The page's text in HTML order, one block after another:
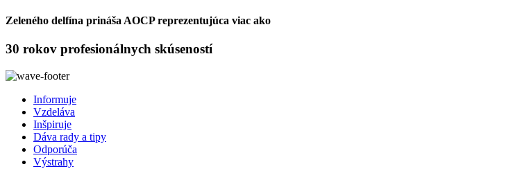
Zeleného delfína prináša AOCP reprezentujúca viac ako
30 rokov profesionálnych skúseností
Informuje
Vzdeláva
Inšpiruje
Dáva rady a tipy
Odporúča
Výstrahy